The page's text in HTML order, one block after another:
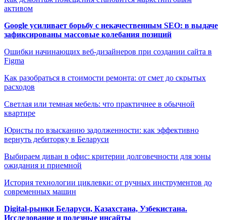
активом
Google усиливает борьбу с некачественным SEO: в выдаче
зафиксированы массовые колебания позиций
Ошибки начинающих веб-дизайнеров при создании сайта в
Figma
Как разобраться в стоимости ремонта: от смет до скрытых
расходов
Светлая или темная мебель: что практичнее в обычной
квартире
Юристы по взысканию задолженности: как эффективно
вернуть дебиторку в Беларуси
Выбираем диван в офис: критерии долговечности для зоны
ожидания и приемной
История технологии циклевки: от ручных инструментов до
современных машин
Digital-рынки Беларуси, Казахстана, Узбекистана.
Исследование и полезные инсайты